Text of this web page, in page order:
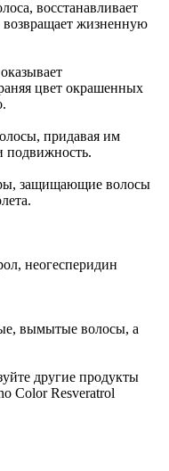
восстанавливает
возвращает жизненную
цвет окрашенных
придавая им
подвижность.
защищающие волосы
неогесперидин
вымытые волосы, а
другие продукты
Color Resveratrol